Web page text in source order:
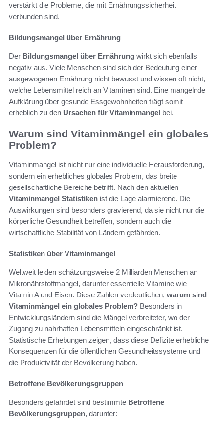
verstärkt die Probleme, die mit Ernährungssicherheit
verbunden sind.
Bildungsmangel über Ernährung
Der Bildungsmangel über Ernährung wirkt sich ebenfalls
negativ aus. Viele Menschen sind sich der Bedeutung einer
ausgewogenen Ernährung nicht bewusst und wissen oft nicht,
welche Lebensmittel reich an Vitaminen sind. Eine mangelnde
Aufklärung über gesunde Essgewohnheiten trägt somit
erheblich zu den Ursachen für Vitaminmangel bei.
Warum sind Vitaminmängel ein globales
Problem?
Vitaminmangel ist nicht nur eine individuelle Herausforderung,
sondern ein erhebliches globales Problem, das breite
gesellschaftliche Bereiche betrifft. Nach den aktuellen
Vitaminmangel Statistiken ist die Lage alarmierend. Die
Auswirkungen sind besonders gravierend, da sie nicht nur die
körperliche Gesundheit betreffen, sondern auch die
wirtschaftliche Stabilität von Ländern gefährden.
Statistiken über Vitaminmangel
Weltweit leiden schätzungsweise 2 Milliarden Menschen an
Mikronährstoffmangel, darunter essentielle Vitamine wie
Vitamin A und Eisen. Diese Zahlen verdeutlichen, warum sind
Vitaminmängel ein globales Problem? Besonders in
Entwicklungsländern sind die Mängel verbreiteter, wo der
Zugang zu nahrhaften Lebensmitteln eingeschränkt ist.
Statistische Erhebungen zeigen, dass diese Defizite erhebliche
Konsequenzen für die öffentlichen Gesundheitssysteme und
die Produktivität der Bevölkerung haben.
Betroffene Bevölkerungsgruppen
Besonders gefährdet sind bestimmte Betroffene
Bevölkerungsgruppen, darunter: